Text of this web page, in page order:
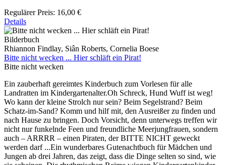
Regulärer Preis: 16,00 €
Details
Bilderbuch
Rhiannon Findlay, Siân Roberts, Cornelia Boese
Bitte nicht wecken ... Hier schläft ein Pirat!
Bitte nicht wecken
Ein zauberhaft gereimtes Kinderbuch zum Vorlesen für alle
Landratten im Kindergartenalter.Oh Schreck, Hund Wuff ist weg!
Wo kann der kleine Strolch nur sein? Beim Segelstrand? Beim
Schatz-im-Sand? Komm und hilf mit, den Ausreißer zu finden und
nach Hause zu bringen. Doch Vorsicht, denn unterwegs treffen wir
nicht nur funkelnde Feen und freundliche Meerjungfrauen, sondern
auch – ARRRR – einen Piraten, der BITTE NICHT geweckt
werden darf ...Ein wunderbares Gutenachtbuch für Mädchen und
Jungen ab drei Jahren, das zeigt, dass die Dinge selten so sind, wie